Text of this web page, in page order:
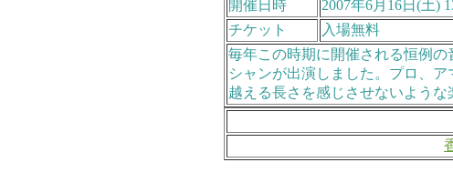
開催日時 2007年6月16日(土)
チケット
入場無料
毎年この時期に開催される恒例
シャンが出演しました。プロ、
越える長さを感じさせないような